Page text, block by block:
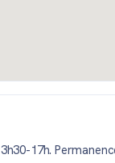
17h.